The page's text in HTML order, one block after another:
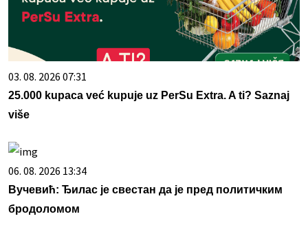
03. 08. 2026 07:31
25.000 kupaca već kupuje uz PerSu Extra. A ti? Saznaj
više
06. 08. 2026 13:34
Вучевић: Ђилас је свестан да је пред политичким
бродоломом